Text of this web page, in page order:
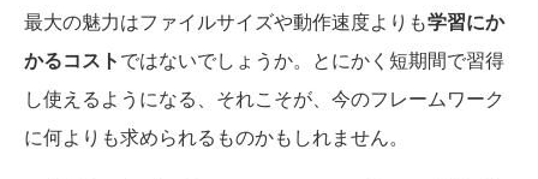
最大の魅力はファイルサイズや動作速度よりも学習にか
かるコストではないでしょうか。とにかく短期間で習得
し使えるようになる、それこそが、今のフレームワーク
に何よりも求められるものかもしれません。